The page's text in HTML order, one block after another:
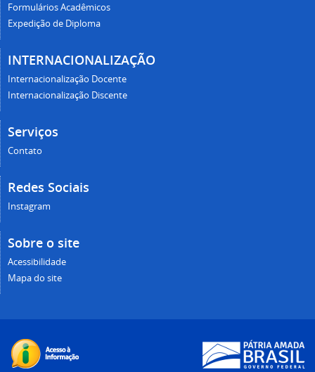
Formulários Acadêmicos
Expedição de Diploma
INTERNACIONALIZAÇÃO
Internacionalização Docente
Internacionalização Discente
Serviços
Contato
Redes Sociais
Instagram
Sobre o site
Acessibilidade
Mapa do site